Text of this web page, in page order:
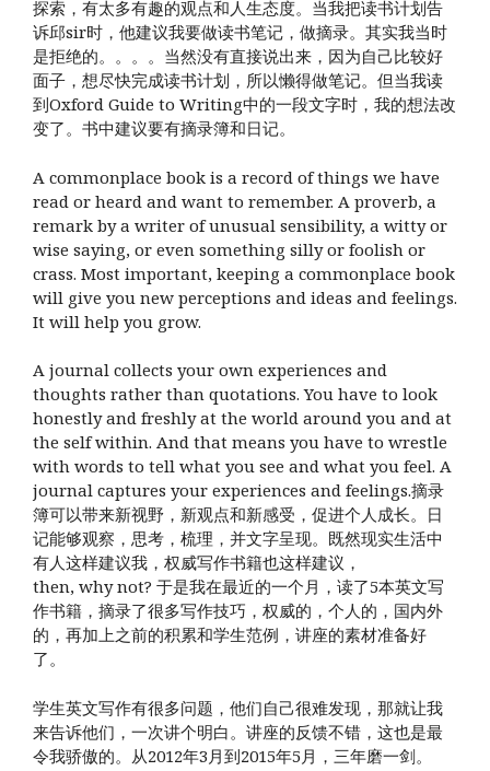
探索，有太多有趣的观点和人生态度。当我把读书计划告
诉邱sir时，他建议我要做读书笔记，做摘录。其实我当时
是拒绝的。。。。当然没有直接说出来，因为自己比较好
面子，想尽快完成读书计划，所以懒得做笔记。但当我读
到Oxford Guide to Writing中的一段文字时，我的想法改
变了。书中建议要有摘录簿和日记。
A commonplace book is a record of things we have
read or heard and want to remember. A proverb, a
remark by a writer of unusual sensibility, a witty or
wise saying, or even something silly or foolish or
crass. Most important, keeping a commonplace book
will give you new perceptions and ideas and feelings.
It will help you grow.
A journal collects your own experiences and
thoughts rather than quotations. You have to look
honestly and freshly at the world around you and at
the self within. And that means you have to wrestle
with words to tell what you see and what you feel. A
journal captures your experiences and feelings.摘录
簿可以带来新视野，新观点和新感受，促进个人成长。日
记能够观察，思考，梳理，并文字呈现。既然现实生活中
有人这样建议我，权威写作书籍也这样建议，
then, why not? 于是我在最近的一个月，读了5本英文写
作书籍，摘录了很多写作技巧，权威的，个人的，国内外
的，再加上之前的积累和学生范例，讲座的素材准备好
了。
学生英文写作有很多问题，他们自己很难发现，那就让我
来告诉他们，一次讲个明白。讲座的反馈不错，这也是最
令我骄傲的。从2012年3月到2015年5月，三年磨一剑。